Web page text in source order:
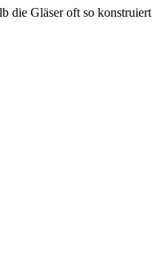
Gläser oft so